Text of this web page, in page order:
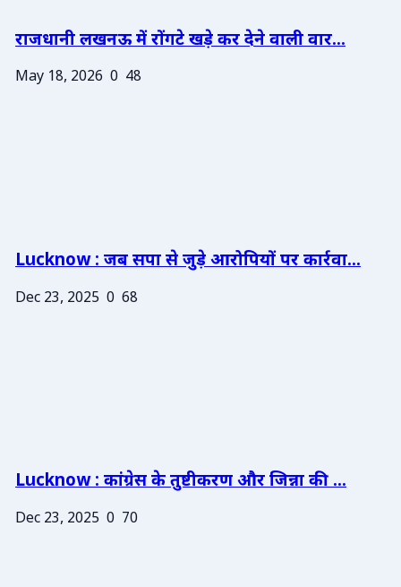
राजधानी लखनऊ में रोंगटे खड़े कर देने वाली वार...
May 18, 2026 0 48
Lucknow : जब सपा से जुड़े आरोपियों पर कार्रवा...
Dec 23, 2025 0 68
Lucknow : कांग्रेस के तुष्टीकरण और जिन्ना की ...
Dec 23, 2025 0 70